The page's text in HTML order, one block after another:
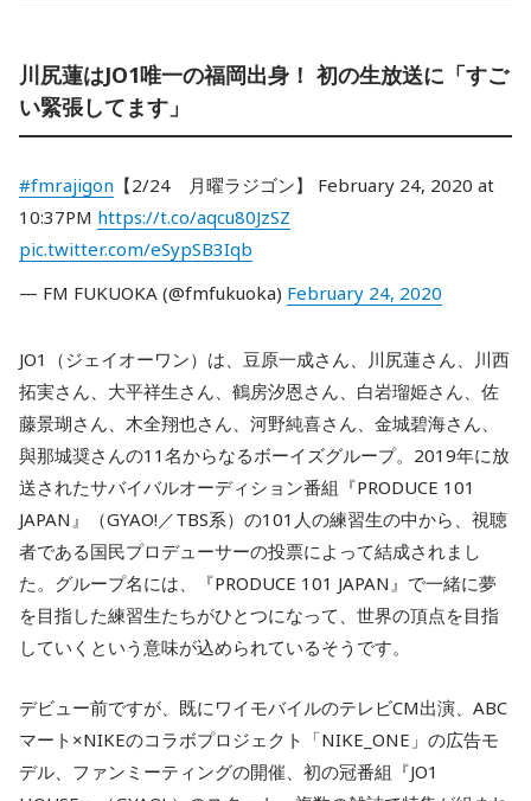
川尻蓮はJO1唯一の福岡出身！ 初の生放送に「すご
い緊張してます」
#fmrajigon 【2/24 月曜ラジゴン】 February 24, 2020 at
10:37PM https://t.co/aqcu80JzSZ
pic.twitter.com/eSypSB3Iqb
— FM FUKUOKA (@fmfukuoka) February 24, 2020
JO1（ジェイオーワン）は、豆原一成さん、川尻蓮さん、川西
拓実さん、大平祥生さん、鶴房汐恩さん、白岩瑠姫さん、佐
藤景瑚さん、木全翔也さん、河野純喜さん、金城碧海さん、
與那城奨さんの11名からなるボーイズグループ。2019年に放
送されたサバイバルオーディション番組『PRODUCE 101
JAPAN』（GYAO!／TBS系）の101人の練習生の中から、視聴
者である国民プロデューサーの投票によって結成されまし
た。グループ名には、『PRODUCE 101 JAPAN』で一緒に夢
を目指した練習生たちがひとつになって、世界の頂点を目指
していくという意味が込められているそうです。
デビュー前ですが、既にワイモバイルのテレビCM出演、ABC
マート×NIKEのコラボプロジェクト「NIKE_ONE」の広告モ
デル、ファンミーティングの開催、初の冠番組『JO1